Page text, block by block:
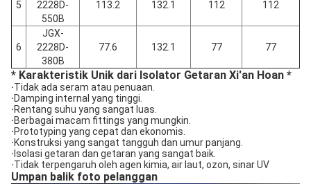
5
2228D-
550B
113.2 132.1 112 112
6
JGX-
2228D-
380B
77.6 132.1 77 77
* Karakteristik Unik dari Isolator Getaran Xi'an Hoan *
·Tidak ada seram atau penuaan.
·Damping internal yang tinggi.
·Rentang suhu yang sangat luas.
·Berbagai macam fittings yang mungkin.
·Prototyping yang cepat dan ekonomis.
·Konstruksi yang sangat tangguh dan umur panjang.
· Isolasi getaran dan getaran yang sangat baik.
·Tidak terpengaruh oleh agen kimia, air laut, ozon, sinar UV
Umpan balik foto pelanggan